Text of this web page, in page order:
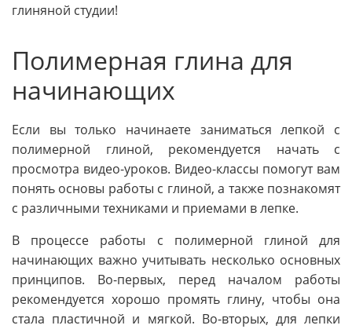
глиняной студии!
Полимерная глина для
начинающих
Если вы только начинаете заниматься лепкой с
полимерной глиной, рекомендуется начать с
просмотра видео-уроков. Видео-классы помогут вам
понять основы работы с глиной, а также познакомят
с различными техниками и приемами в лепке.
В процессе работы с полимерной глиной для
начинающих важно учитывать несколько основных
принципов. Во-первых, перед началом работы
рекомендуется хорошо промять глину, чтобы она
стала пластичной и мягкой. Во-вторых, для лепки